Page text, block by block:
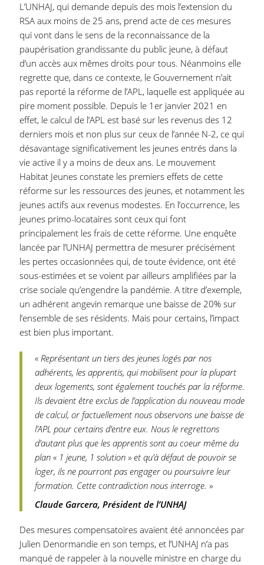
L’UNHAJ, qui demande depuis des mois l’extension du
RSA aux moins de 25 ans, prend acte de ces mesures
qui vont dans le sens de la reconnaissance de la
paupérisation grandissante du public jeune, à défaut
d’un accès aux mêmes droits pour tous. Néanmoins elle
regrette que, dans ce contexte, le Gouvernement n’ait
pas reporté la réforme de l’APL, laquelle est appliquée au
pire moment possible. Depuis le 1er janvier 2021 en
effet, le calcul de l’APL est basé sur les revenus des 12
derniers mois et non plus sur ceux de l’année N-2, ce qui
désavantage significativement les jeunes entrés dans la
vie active il y a moins de deux ans. Le mouvement
Habitat Jeunes constate les premiers effets de cette
réforme sur les ressources des jeunes, et notamment les
jeunes actifs aux revenus modestes. En l’occurrence, les
jeunes primo-locataires sont ceux qui font
principalement les frais de cette réforme. Une enquête
lancée par l’UNHAJ permettra de mesurer précisément
les pertes occasionnées qui, de toute évidence, ont été
sous-estimées et se voient par ailleurs amplifiées par la
crise sociale qu’engendre la pandémie. A titre d’exemple,
un adhérent angevin remarque une baisse de 20% sur
l’ensemble de ses résidents. Mais pour certains, l’impact
est bien plus important.
«Représentant un tiers des jeunes logés par nos
adhérents, les apprentis, qui mobilisent pour la plupart
deux logements, sont également touchés par la réforme.
Ils devaient être exclus de l’application du nouveau mode
de calcul, or factuellement nous observons une baisse de
l’APL pour certains d’entre eux. Nous le regrettons
d’autant plus que les apprentis sont au coeur même du
plan « 1 jeune, 1 solution » et qu’à défaut de pouvoir se
loger, ils ne pourront pas engager ou poursuivre leur
formation. Cette contradiction nous interroge. »
Claude Garcera, Président de l’UNHAJ
Des mesures compensatoires avaient été annoncées par
Julien Denormandie en son temps, et l’UNHAJ n’a pas
manqué de rappeler à la nouvelle ministre en charge du